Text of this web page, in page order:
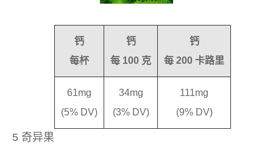
5 奇异果
钙
每杯
钙
每 100 克
钙
每 200 卡路里
61mg
(5% DV)
34mg
(3% DV)
111mg
(9% DV)